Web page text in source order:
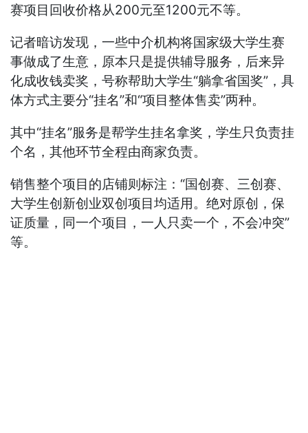
赛项目回收价格从200元至1200元不等。
记者暗访发现，一些中介机构将国家级大学生赛
事做成了生意，原本只是提供辅导服务，后来异
化成收钱卖奖，号称帮助大学生“躺拿省国奖”，具
体方式主要分“挂名”和“项目整体售卖”两种。
其中“挂名”服务是帮学生挂名拿奖，学生只负责挂
个名，其他环节全程由商家负责。
销售整个项目的店铺则标注：“国创赛、三创赛、
大学生创新创业双创项目均适用。绝对原创，保
证质量，同一个项目，一人只卖一个，不会冲突”
等。